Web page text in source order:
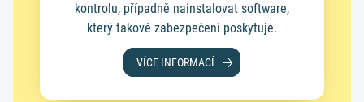
kontrolu, případně nainstalovat software,
který takové zabezpečení poskytuje.
VÍCE INFORMACÍ